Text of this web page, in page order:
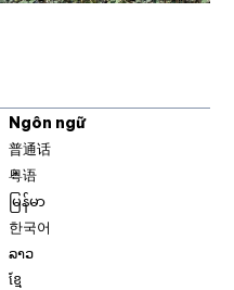
Ngôn ngữ
普通话
粤语
မြန်မာ
한국어
ລາວ
ខ្មែ